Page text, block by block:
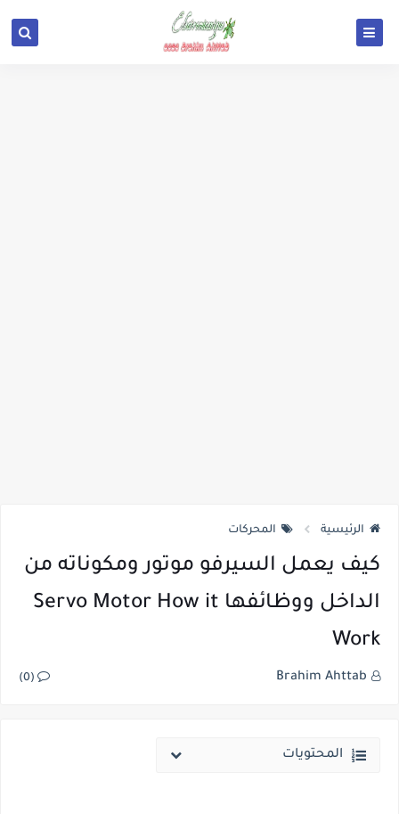
الرئيسية المحركات
كيف يعمل السيرفو موتور ومكوناته من
الداخل ووظائفها Servo Motor How it
Work
Brahim Ahttab
(0)
المحتويات